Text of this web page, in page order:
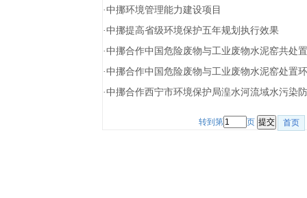
·中挪环境管理能力建设项目
·中挪提高省级环境保护五年规划执行效果
·中挪合作中国危险废物与工业废物水泥窑共处
·中挪合作中国危险废物与工业废物水泥窑处置
·中挪合作西宁市环境保护局湟水河流域水污染
首页
转到第 页